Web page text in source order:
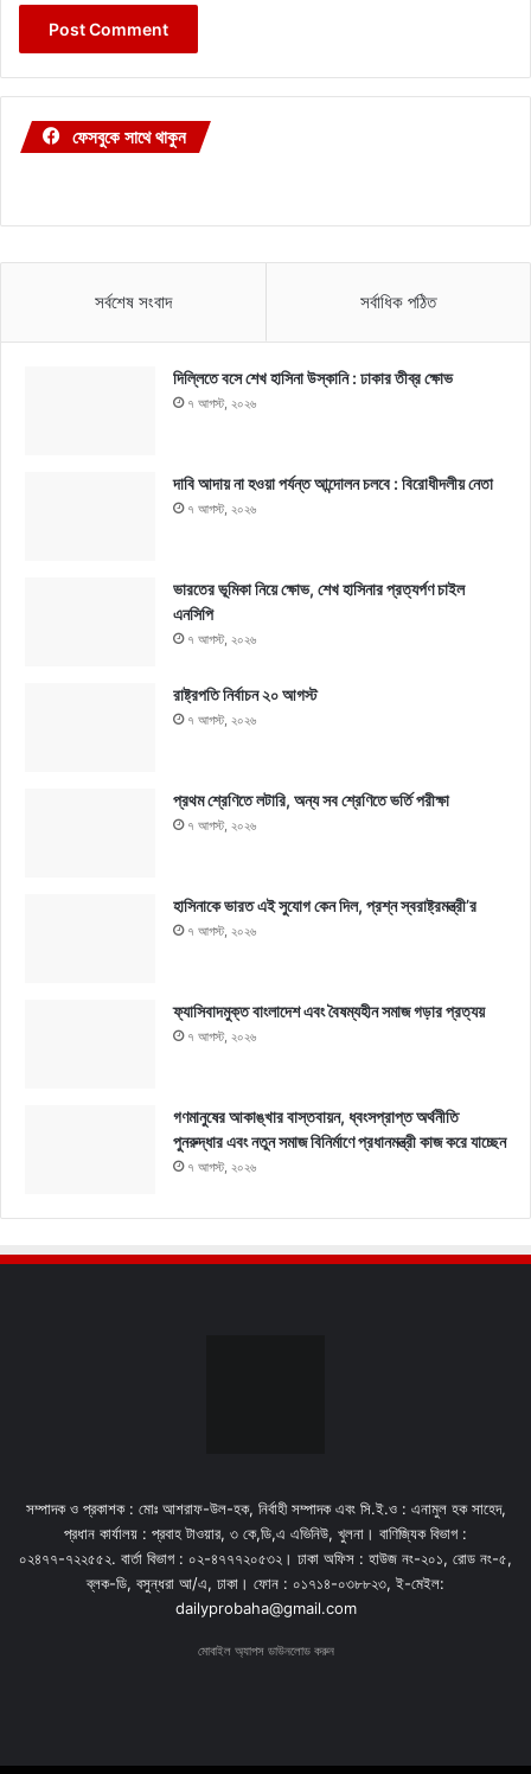
ফেসবুকে সাথে থাকুন
সর্বশেষ সংবাদ সর্বাধিক পঠিত
দিল্লিতে বসে শেখ হাসিনা উস্কানি : ঢাকার তীব্র ক্ষোভ
৭ আগস্ট, ২০২৬
দাবি আদায় না হওয়া পর্যন্ত আন্দোলন চলবে : বিরোধীদলীয় নেতা
৭ আগস্ট, ২০২৬
ভারতের ভূমিকা নিয়ে ক্ষোভ, শেখ হাসিনার প্রত্যর্পণ চাইল
এনসিপি
৭ আগস্ট, ২০২৬
রাষ্ট্রপতি নির্বাচন ২০ আগস্ট
৭ আগস্ট, ২০২৬
প্রথম শ্রেণিতে লটারি, অন্য সব শ্রেণিতে ভর্তি পরীক্ষা
৭ আগস্ট, ২০২৬
হাসিনাকে ভারত এই সুযোগ কেন দিল, প্রশ্ন স্বরাষ্ট্রমন্ত্রী’র
৭ আগস্ট, ২০২৬
ফ্যাসিবাদমুক্ত বাংলাদেশ এবং বৈষম্যহীন সমাজ গড়ার প্রত্যয়
৭ আগস্ট, ২০২৬
গণমানুষের আকাঙ্খার বাস্তবায়ন, ধ্বংসপ্রাপ্ত অর্থনীতি
পুনরুদ্ধার এবং নতুন সমাজ বিনির্মাণে প্রধানমন্ত্রী কাজ করে যাচ্ছেন
৭ আগস্ট, ২০২৬
সম্পাদক ও প্রকাশক : মোঃ আশরাফ-উল-হক, নির্বাহী সম্পাদক এবং সি.ই.ও : এনামুল হক সাহেদ,
প্রধান কার্যালয় : প্রবাহ টাওয়ার, ৩ কে,ডি,এ এভিনিউ, খুলনা। বাণিজ্যিক বিভাগ :
০২৪৭৭-৭২২৫৫২. বার্তা বিভাগ : ০২-৪৭৭৭২০৫৩২। ঢাকা অফিস : হাউজ নং-২০১, রোড নং-৫,
ব্লক-ডি, বসুন্ধরা আ/এ, ঢাকা। ফোন : ০১৭১৪-০৩৮৮২৩, ই-মেইল:
dailyprobaha@gmail.com
মোবাইল অ্যাপস ডাউনলোড করুন